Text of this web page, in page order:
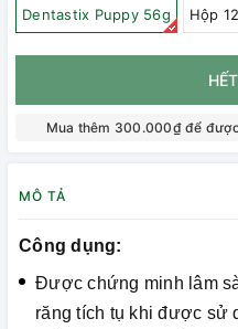
Dentastix Puppy 56g Hộp
Mua thêm 300.000₫ để
MÔ TẢ
Công dụng:
Được chứng minh lâm
răng tích tụ khi được sử